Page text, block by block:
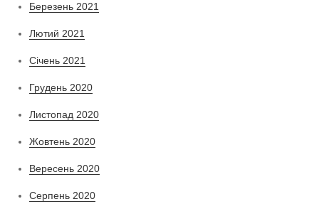
Березень 2021
Лютий 2021
Січень 2021
Грудень 2020
Листопад 2020
Жовтень 2020
Вересень 2020
Серпень 2020